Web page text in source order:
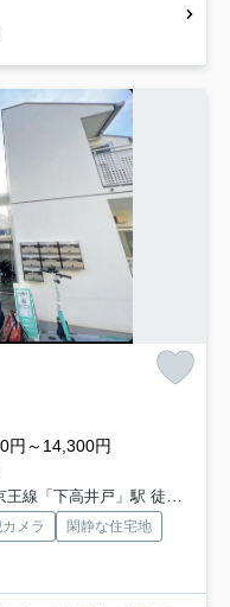
円～14,300円
王線「下高井戸」駅 徒歩11分
カメラ
閑静な住宅地